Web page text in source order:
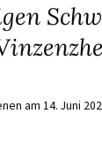
am 14. Juni